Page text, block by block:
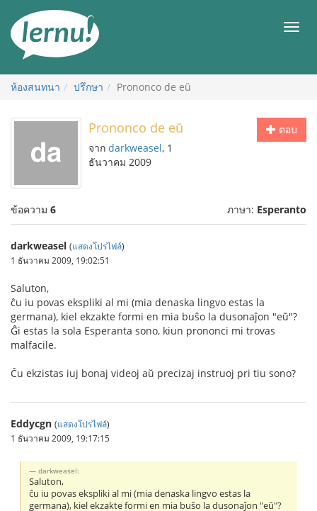
สารบัญ
เมนู
ห้องสนทนา ปรึกษา Prononco de eŭ
ตอบ
Prononco de eŭ
จาก darkweasel, 1
ธันวาคม 2009
ข้อความ 6 ภาษา: Esperanto
darkweasel (แสดงโปรไฟล์)
1 ธันวาคม 2009, 19:02:51
Saluton,
ĉu iu povas ekspliki al mi (mia denaska lingvo estas la
germana), kiel ekzakte formi en mia buŝo la dusonaĵon "eŭ"?
Ĝi estas la sola Esperanta sono, kiun prononci mi trovas
malfacile.
Ĉu ekzistas iuj bonaj videoj aŭ precizaj instruoj pri tiu sono?
Eddycgn (แสดงโปรไฟล์)
1 ธันวาคม 2009, 19:17:15
darkweasel:
Saluton,
ĉu iu povas ekspliki al mi (mia denaska lingvo estas la
germana), kiel ekzakte formi en mia buŝo la dusonaĵon "eŭ"?